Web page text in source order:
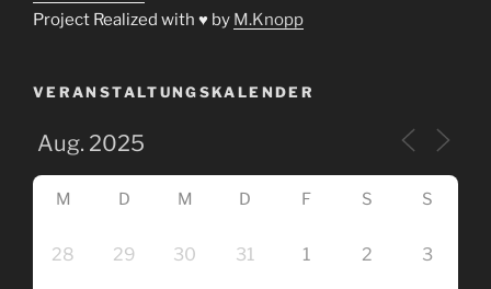
Project Realized with ♥ by M.Knopp
VERANSTALTUNGSKALENDER
M D M D F S S
28 29 30 31 1 2 3